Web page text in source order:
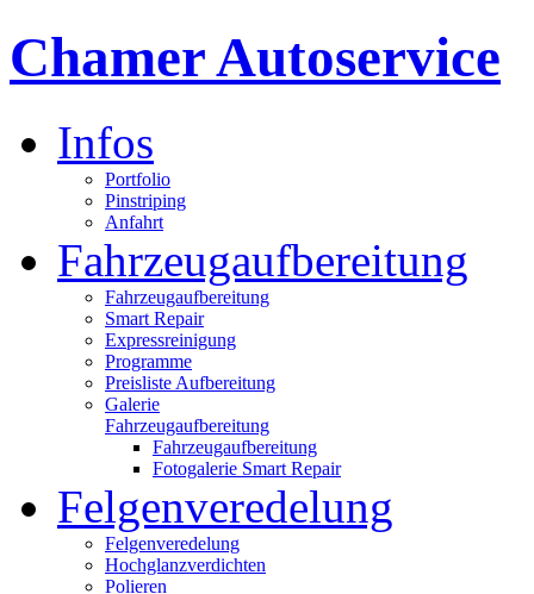
Chamer Autoservice
Infos
Portfolio
Pinstriping
Anfahrt
Fahrzeugaufbereitung
Fahrzeugaufbereitung
Smart Repair
Expressreinigung
Programme
Preisliste Aufbereitung
Galerie
Fahrzeugaufbereitung
Fahrzeugaufbereitung
Fotogalerie Smart Repair
Felgenveredelung
Felgenveredelung
Hochglanzverdichten
Polieren